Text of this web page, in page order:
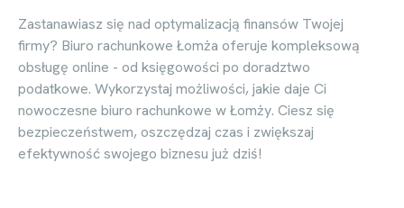
Zastanawiasz się nad optymalizacją finansów Twojej
firmy? Biuro rachunkowe Łomża oferuje kompleksową
obsługę online - od księgowości po doradztwo
podatkowe. Wykorzystaj możliwości, jakie daje Ci
nowoczesne biuro rachunkowe w Łomży. Ciesz się
bezpieczeństwem, oszczędzaj czas i zwiększaj
efektywność swojego biznesu już dziś!